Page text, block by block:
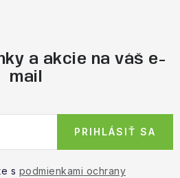
a akcie na váš e-
mail
s podmienkami ochrany
PRIHLÁSIŤ SA